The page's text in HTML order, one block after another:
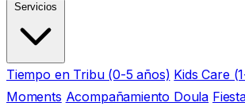
Servicios
Tiempo en Tribu (0-5 años) Kids Care
Moments Acompañamiento Doula